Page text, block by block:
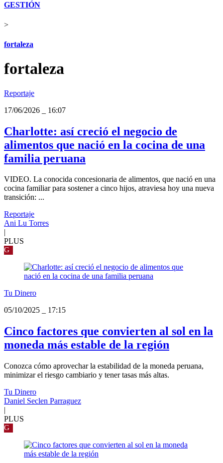
GESTIÓN
>
fortaleza
fortaleza
Reportaje
17/06/2026
16:07
Charlotte: así creció el negocio de
alimentos que nació en la cocina de una
familia peruana
VIDEO. La conocida concesionaria de alimentos, que nació en una
cocina familiar para sostener a cinco hijos, atraviesa hoy una nueva
transición: ...
Reportaje
Ani Lu Torres
PLUS
G
Tu Dinero
05/10/2025
17:15
Cinco factores que convierten al sol en la
moneda más estable de la región
Conozca cómo aprovechar la estabilidad de la moneda peruana,
minimizar el riesgo cambiario y tener tasas más altas.
Tu Dinero
Daniel Seclen Parraguez
|
PLUS
G